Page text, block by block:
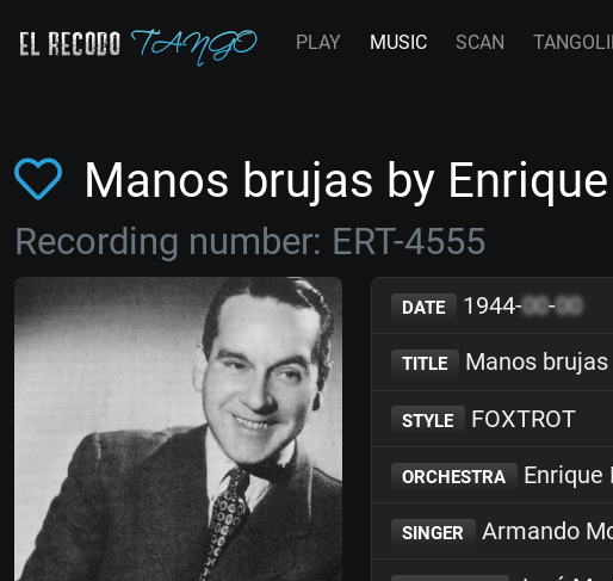
PLAY MUSIC SCAN
Manos brujas by Enrique
Recording number: ERT-4555
DATE 1944-00-00
TITLE Manos brujas
STYLE FOXTROT
ORCHESTRA Enrique
SINGER Armando